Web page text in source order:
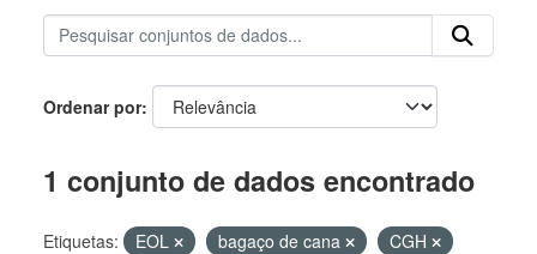
Ordenar por
1 conjunto de dados encontrado
Etiquetas: EOL bagaço de cana
CGH